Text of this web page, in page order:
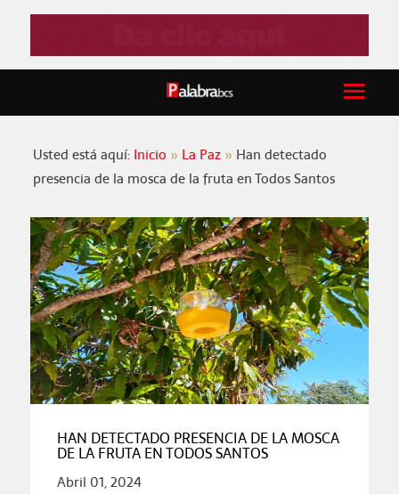
Usted está aquí: Inicio La Paz
Han detectado
presencia de la mosca de la fruta en Todos Santos
HAN DETECTADO PRESENCIA DE LA MOSCA
DE LA FRUTA EN TODOS SANTOS
Abril 01, 2024